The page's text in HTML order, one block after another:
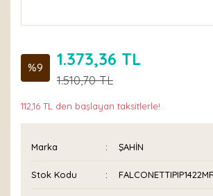
%9 1.373,36 TL
1.510,70 TL
112,16 TL den başlayan taksitlerle!
Marka ŞAHİN
Stok Kodu